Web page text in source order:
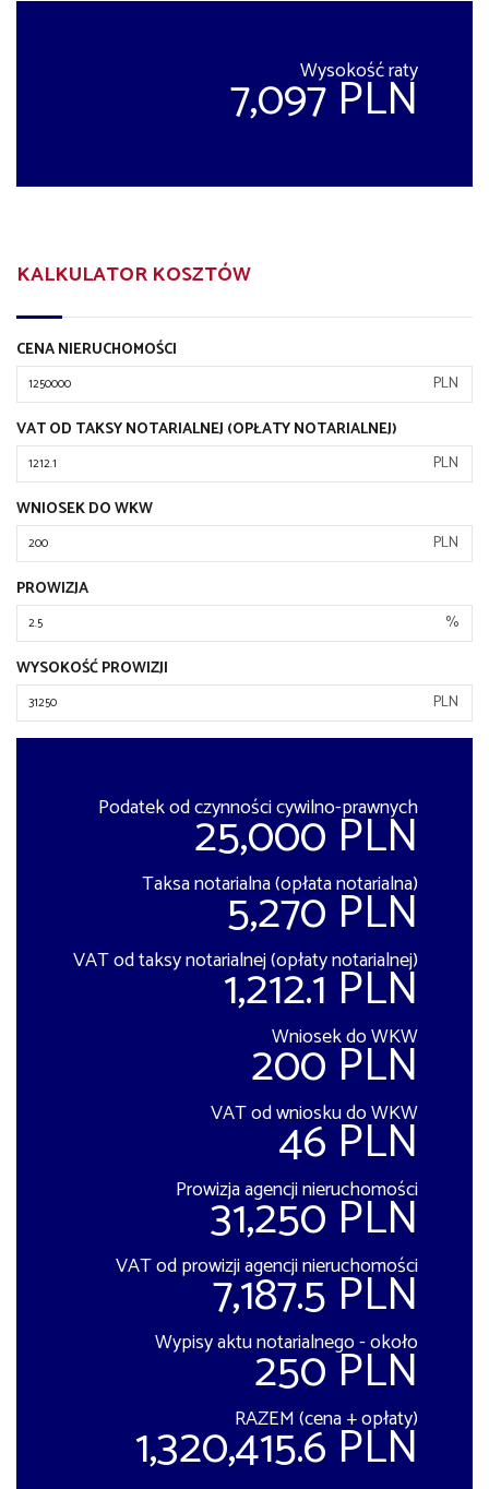
Wysokość raty
7,097 PLN
KALKULATOR KOSZTÓW
CENA NIERUCHOMOŚCI
PLN
VAT OD TAKSY NOTARIALNEJ (OPŁATY NOTARIALNEJ)
PLN
WNIOSEK DO WKW
PLN
PROWIZJA
%
WYSOKOŚĆ PROWIZJI
PLN
Podatek od czynności cywilno-prawnych
25,000 PLN
Taksa notarialna (opłata notarialna)
5,270 PLN
VAT od taksy notarialnej (opłaty notarialnej)
1,212.1 PLN
Wniosek do WKW
200 PLN
VAT od wniosku do WKW
46 PLN
Prowizja agencji nieruchomości
31,250 PLN
VAT od prowizji agencji nieruchomości
7,187.5 PLN
Wypisy aktu notarialnego - około
250 PLN
RAZEM (cena + opłaty)
1,320,415.6 PLN